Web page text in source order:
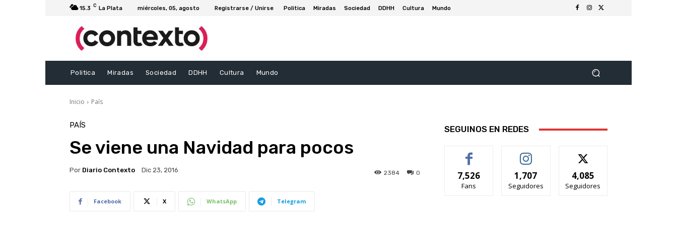
15.3 C La Plata miércoles, 05, agosto Registrarse / Unirse Politica Miradas Sociedad DDHH Cultura Mundo
Politica Miradas Sociedad DDHH Cultura Mundo
Inicio País
PAÍS
Se viene una Navidad para pocos
Por Diario Contexto Dic 23, 2016 0
2384
Facebook X WhatsApp Telegram
SEGUINOS EN REDES
7,526
Fans
1,707
Seguidores
4,085
Seguidores